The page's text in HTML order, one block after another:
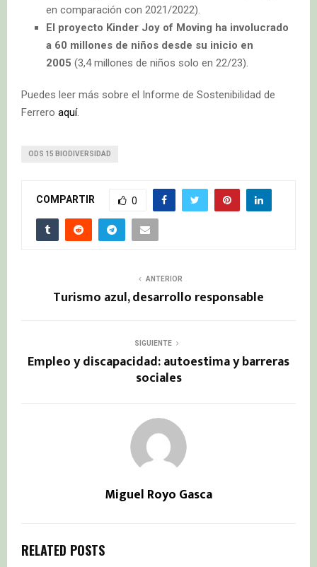
en comparación con 2021/2022).
El proyecto Kinder Joy of Moving ha involucrado
a 60 millones de niños desde su inicio en
2005 (3,4 millones de niños solo en 22/23).
Puedes leer más sobre el Informe de Sostenibilidad de
Ferrero aquí.
ODS 15 BIODIVERSIDAD
COMPARTIR 0
ANTERIOR
Turismo azul, desarrollo responsable
SIGUIENTE
Empleo y discapacidad: autoestima y barreras
sociales
Miguel Royo Gasca
RELATED POSTS